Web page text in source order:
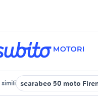
simili scarabeo 50 moto